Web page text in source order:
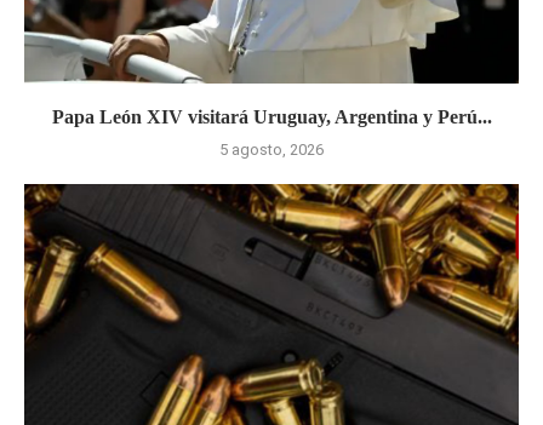
Papa León XIV visitará Uruguay, Argentina y Perú...
5 agosto, 2026